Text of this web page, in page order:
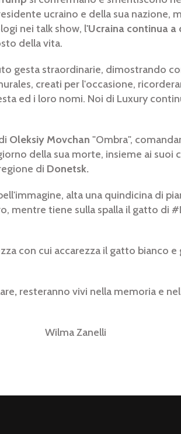
ucraino e della sua nazione,
nei talk show, l'Ucraina continua a
della vita.
gesta straordinarie, dimostrando
creati per l'occasione,
ed i loro nomi. Noi di Luxury
Oleksiy Movchan "Ombra",
della sua morte, insieme ai suoi
di Donetsk.
alta una quindicina di
mentre tiene sulla spalla il gatto di
con cui accarezza il gatto bianco e
, resteranno vivi nella memoria e